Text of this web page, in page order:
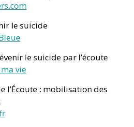
le suicide
le suicide par l’écoute
vie
l’Écoute : mobilisation des